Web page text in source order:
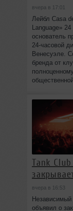
вчера в 17:01
Лейбл Casa
Language»
основатель
24‑часовой
Венесуэле.
бренда от
Tank
вчера в 16:53
Независимый
объявил о